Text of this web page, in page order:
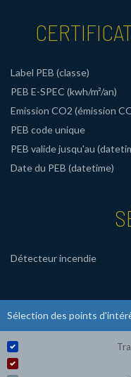
Label PEB (classe)
PEB E-SPEC (kwh/m²/an)
Emission CO2 (émission
PEB code unique
PEB valide jusqu'au
Date du PEB (datetime)
Détecteur incendie
Sélection des points